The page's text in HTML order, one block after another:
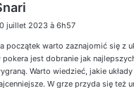
t
:
juillet 2023 à 6h57
początek warto zaznajomić się z
pokera jest dobranie jak
Warto wiedzieć, jakie
W grze przyda się też